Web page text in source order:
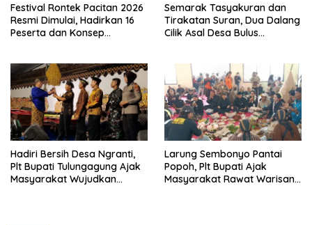
Festival Rontek Pacitan 2026
Resmi Dimulai, Hadirkan 16
Peserta dan Konsep
Semarak Tasyakuran dan
Tirakatan Suran, Dua Dalang
Cilik Asal Desa Bulus
Winisuda”
Hadiri Bersih Desa Ngranti,
Plt Bupati Tulungagung Ajak
Masyarakat Wujudkan
Larung Sembonyo Pantai
Popoh, Plt Bupati Ajak
Masyarakat Rawat Warisan